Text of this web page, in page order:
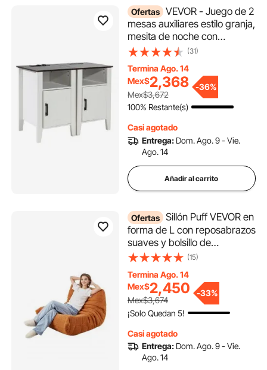
Ofertas VEVOR - Juego de 2
mesas auxiliares estilo granja,
mesita de noche con
estación de carga, mesa
armario de almacenamiento,
mesa auxiliar con puertos
USB y enchufes, ideal para
salón, dormitorio y oficina,
color blanco
(31)
Termina Ago. 14
Mex$2,368
Mex$3,672
-36%
100% Restante(s)
Casi agotado
Entrega: Dom. Ago. 9 - Vie.
Ago. 14
Añadir al carrito
Ofertas Sillón Puff VEVOR en
forma de L con reposabrazos
suaves y bolsillo de
almacenamiento, relleno de
funda de terciopelo suave,
ideal para dormitorio o sala
de juegos, color marrón.
(15)
Termina Ago. 14
Mex$2,450
Mex$3,674
-33%
¡Solo Quedan 5!
Casi agotado
Entrega: Dom. Ago. 9 - Vie.
Ago. 14